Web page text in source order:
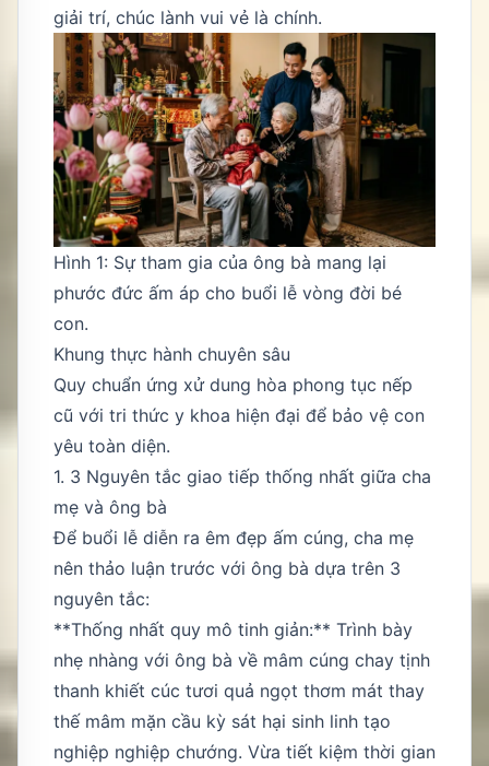
giải trí, chúc lành vui vẻ là chính.
Hình 1: Sự tham gia của ông bà mang lại
phước đức ấm áp cho buổi lễ vòng đời bé
con.
Khung thực hành chuyên sâu
Quy chuẩn ứng xử dung hòa phong tục nếp
cũ với tri thức y khoa hiện đại để bảo vệ con
yêu toàn diện.
1. 3 Nguyên tắc giao tiếp thống nhất giữa cha
mẹ và ông bà
Để buổi lễ diễn ra êm đẹp ấm cúng, cha mẹ
nên thảo luận trước với ông bà dựa trên 3
nguyên tắc:
**Thống nhất quy mô tinh giản:** Trình bày
nhẹ nhàng với ông bà về mâm cúng chay tịnh
thanh khiết cúc tươi quả ngọt thơm mát thay
thế mâm mặn cầu kỳ sát hại sinh linh tạo
nghiệp nghiệp chướng. Vừa tiết kiệm thời gian